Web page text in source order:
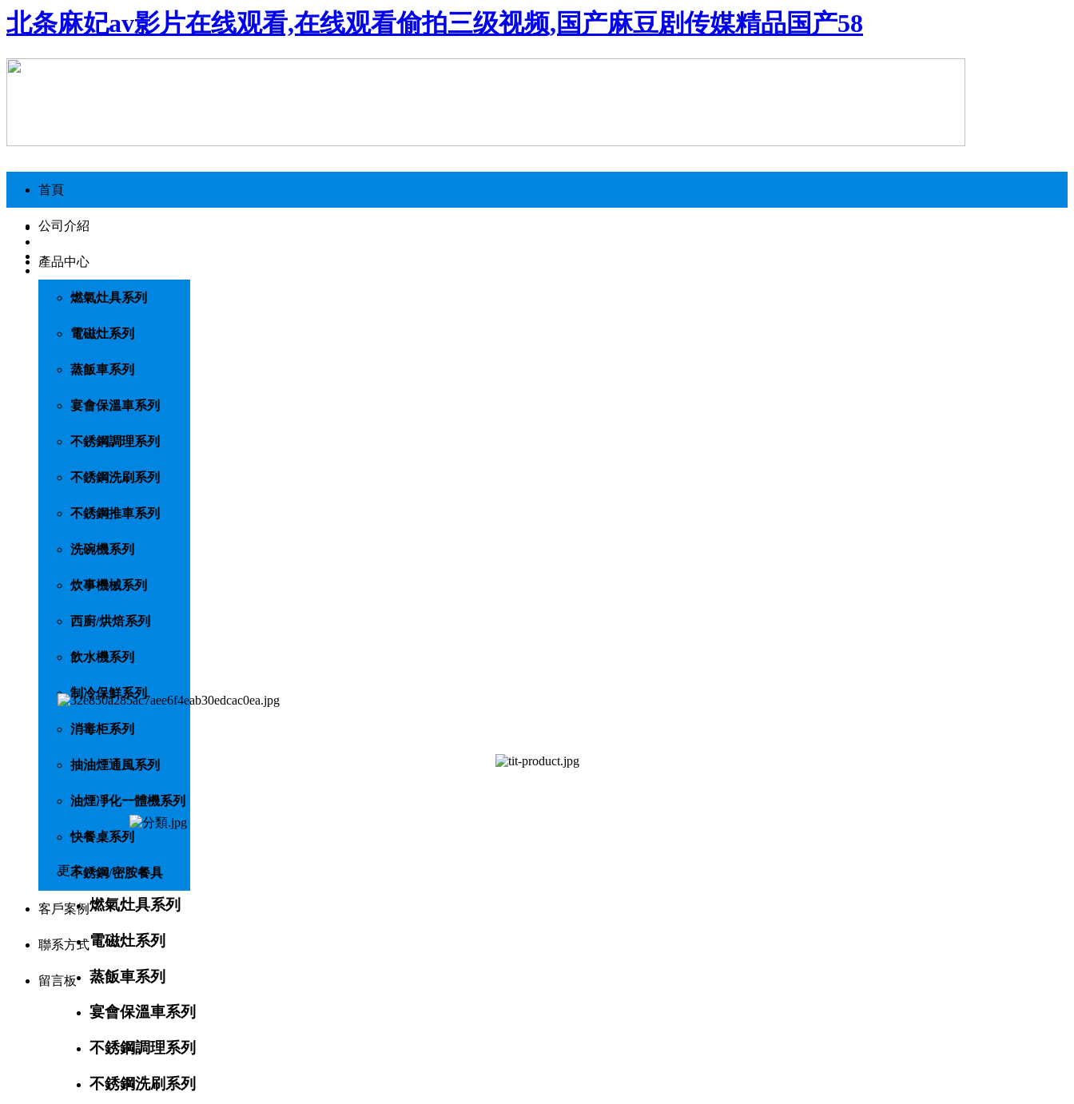
北条麻妃av影片在线观看,在线观看偷拍三级视频,国产麻豆剧传媒精品国产58
首頁
公司介紹
產品中心
燃氣灶具系列
電磁灶系列
蒸飯車系列
宴會保溫車系列
不銹鋼調理系列
不銹鋼洗刷系列
不銹鋼推車系列
洗碗機系列
炊事機械系列
西廚/烘焙系列
飲水機系列
制冷保鮮系列
消毒柜系列
抽油煙通風系列
油煙凈化一體機系列
快餐桌系列
不銹鋼/密胺餐具
客戶案例
聯系方式
留言板
更多>>
燃氣灶具系列
電磁灶系列
蒸飯車系列
宴會保溫車系列
不銹鋼調理系列
不銹鋼洗刷系列